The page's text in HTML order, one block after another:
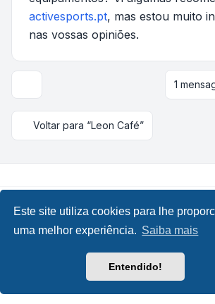
Este site utiliza cookies para lhe
uma melhor experiência. Saiba mais
Entendido!
activesports.pt, mas estou muito
nas vossas opiniões.
1
Voltar para “Leon Café”
Desenvolvido porphpBB® Forum
• Design by
Leenoz.com
Traduzido por:phpBB Portugal
Termos|O Fuso Horário do